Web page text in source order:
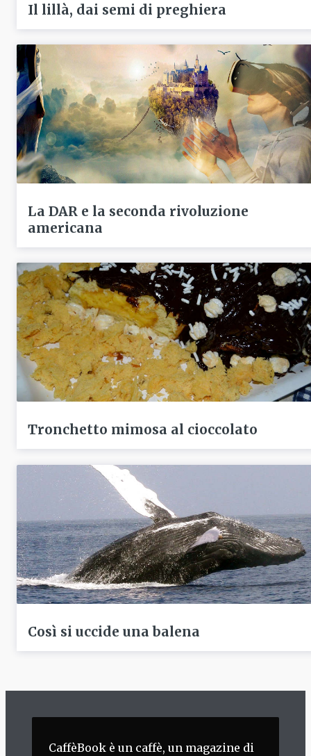
Il lillà, dai semi di preghiera
La DAR e la seconda rivoluzione
americana
Tronchetto mimosa al cioccolato
Così si uccide una balena
CaffèBook è un caffè, un magazine di